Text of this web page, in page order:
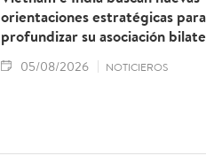
orientaciones estratégicas para
profundizar su asociación
05/08/2026 NOTICIEROS